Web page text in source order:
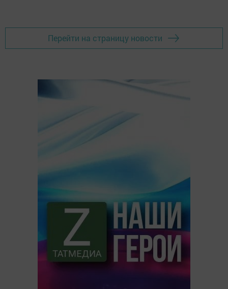
Перейти на страницу новости